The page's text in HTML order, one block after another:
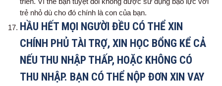
trẻ nhỏ dù cho đó chính là con của bạn.
HẦU HẾT MỌI NGƯỜI ĐỀU CÓ THỂ XIN
CHÍNH PHỦ TÀI TRỢ, XIN HỌC BỔNG KỂ CẢ
NẾU THU NHẬP THẤP, HOẶC KHÔNG CÓ
THU NHẬP. BẠN CÓ THỂ NỘP ĐƠN XIN VAY